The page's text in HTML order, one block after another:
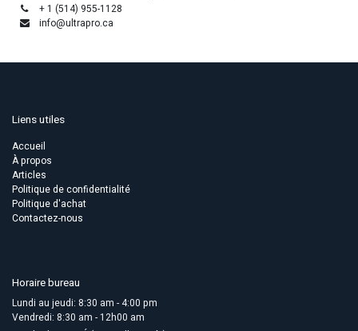
+ 1 (514) 955-1128
info@ultrapro.ca
Liens utiles
Accueil
À propos
Articles
Politique de confidentialité
Politique d'achat
Contactez-nous
Horaire bureau
Lundi au jeudi: 8:30 am - 4:00 pm
Vendredi: 8:30 am - 12h00 am